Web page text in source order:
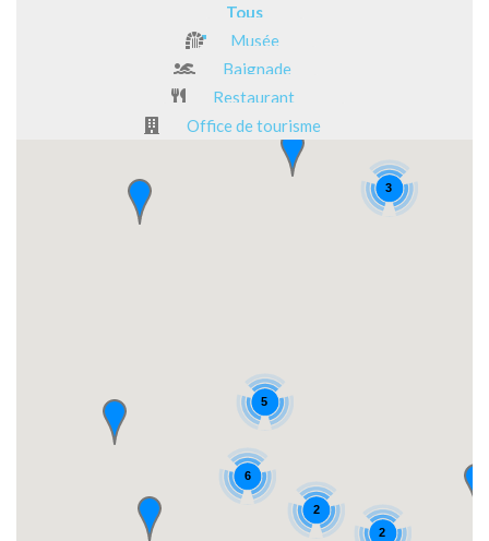
Tous
Musée
Baignade
Restaurant
Office de tourisme
6
3
5
2
2